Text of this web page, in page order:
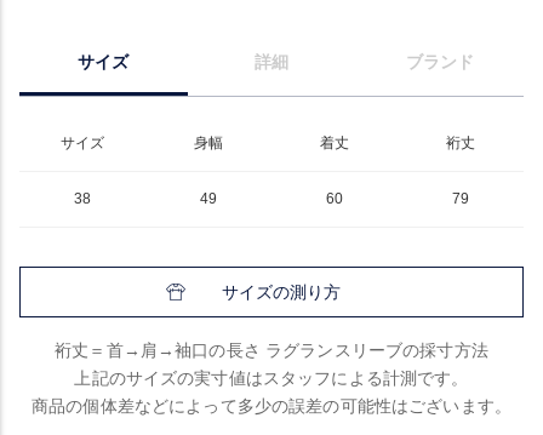
サイズ 詳細 ブランド
サイズ 身幅 着丈 裄丈
38 49 60 79
サイズの測り方
裄丈＝首→肩→袖口の長さ ラグランスリーブの採寸方法
上記のサイズの実寸値はスタッフによる計測です。
商品の個体差などによって多少の誤差の可能性はございます。